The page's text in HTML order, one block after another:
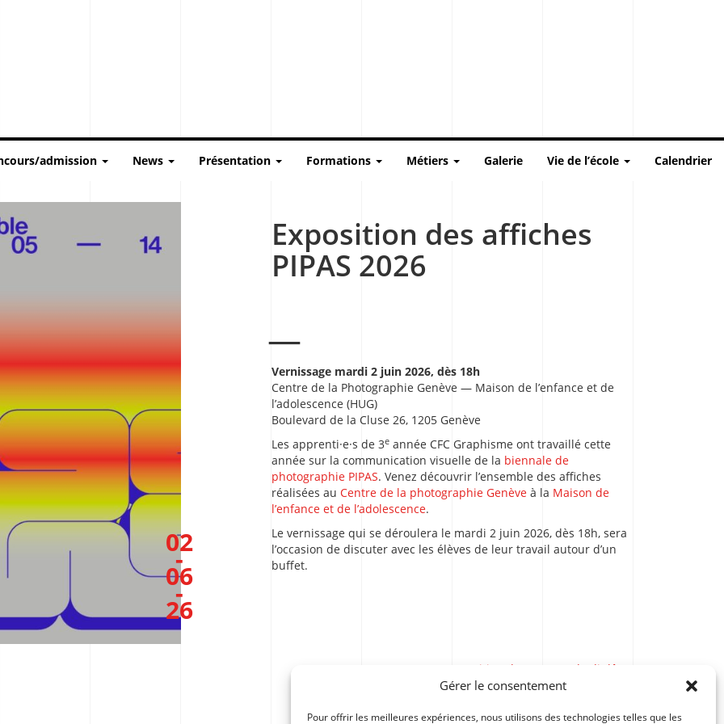
Gérer le consentement
Pour offrir les meilleures expériences, nous utilisons des technologies telles que les
admission News Présentation Formations Métiers Galerie Vie de l’école Calendrier
02
-
06
-
26
Exposition des affiches
PIPAS 2026
Vernissage mardi 2 juin 2026, dès 18h
Centre de la Photographie Genève — Maison de l’enfance et de
l’adolescence (HUG)
Boulevard de la Cluse 26, 1205 Genève
Les apprenti·e·s de 3e année CFC Graphisme ont travaillé cette
année sur la communication visuelle de la biennale de
photographie PIPAS. Venez découvrir l’ensemble des affiches
réalisées au Centre de la photographie Genève à la Maison de
l’enfance et de l’adolescence.
Le vernissage qui se déroulera le mardi 2 juin 2026, dès 18h, sera
l’occasion de discuter avec les élèves de leur travail autour d’un
buffet.
Exposition des travaux de diplôme ESBDI 2026